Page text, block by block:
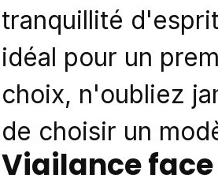
tranquillité
idéal pour un
choix, n'oubliez
de choisir un
Vigilance